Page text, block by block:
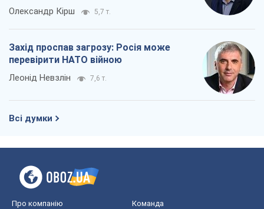
Олександр Кірш 5,7 т.
Захід проспав загрозу: Росія може
перевірити НАТО війною
Леонід Невзлін 7,6 т.
Всі думки
Про компанію Команда